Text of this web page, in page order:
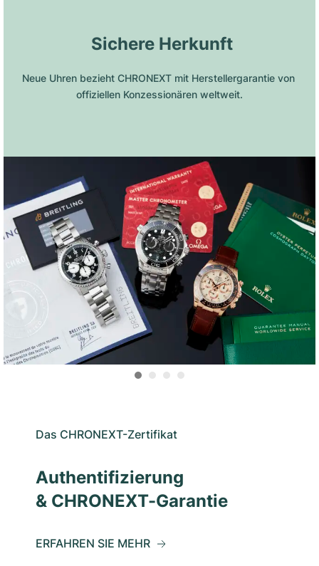
Sichere Herkunft
Neue Uhren bezieht CHRONEXT mit Herstellergarantie von
offiziellen Konzessionären weltweit.
Das CHRONEXT-Zertifikat
Authentifizierung
& CHRONEXT-Garantie
ERFAHREN SIE MEHR